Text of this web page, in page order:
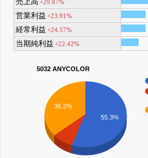
売上高+29.87%
営業利益 +23.91%
経常利益 +24.57%
当期純利益 +22.42%
5032 ANYCOLOR
36.2%
55.3%